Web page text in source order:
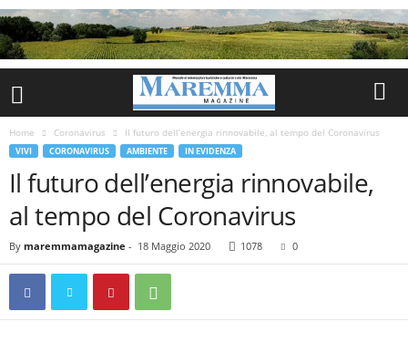
Home Coronavirus Il futuro dell’energia rinnovabile, al tempo del Coronavirus
VIVI CORONAVIRUS AMBIENTE IN EVIDENZA
Il futuro dell’energia rinnovabile,
al tempo del Coronavirus
By maremmamagazine - 18 Maggio 2020 1078 0